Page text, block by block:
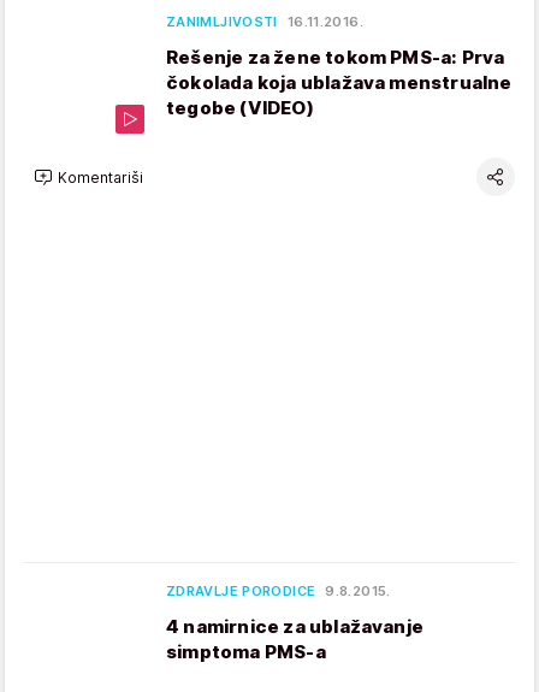
ZANIMLJIVOSTI 16.11.2016.
Rešenje za žene tokom PMS-a: Prva
čokolada koja ublažava menstrualne
tegobe (VIDEO)
Komentariši
ZDRAVLJE PORODICE 9.8.2015.
4 namirnice za ublažavanje
simptoma PMS-a